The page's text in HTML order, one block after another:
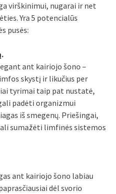
virškinimui, nugarai ir net
Yra 5 potencialūs
pusės:
ant kairiojo šono –
skystį ir likučius per
tyrimai taip pat nustatė,
padėti organizmui
iš smegenų. Priešingai,
sumažėti limfinės sistemos
ant kairiojo šono labiau
dėl svorio